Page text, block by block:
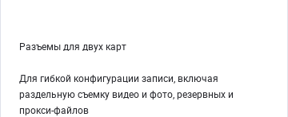
Разъемы для двух карт
Для гибкой конфигурации записи, включая
раздельную съемку видео и фото, резервных и
прокси-файлов